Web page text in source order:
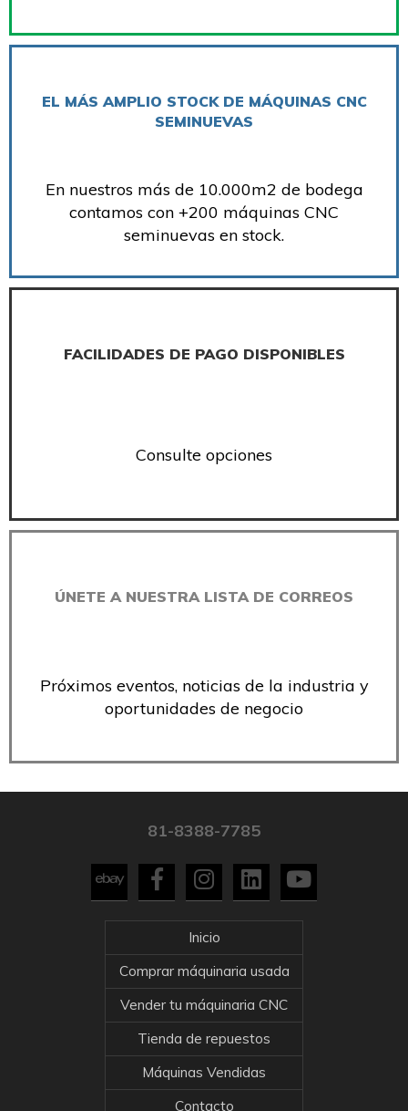
EL MÁS AMPLIO STOCK DE MÁQUINAS CNC
SEMINUEVAS
En nuestros más de 10.000m2 de bodega
contamos con +200 máquinas CNC
seminuevas en stock.
FACILIDADES DE PAGO DISPONIBLES
Consulte opciones
ÚNETE A NUESTRA LISTA DE CORREOS
Próximos eventos, noticias de la industria y
oportunidades de negocio
81-8388-7785
Inicio
Comprar máquinaria usada
Vender tu máquinaria CNC
Tienda de repuestos
Máquinas Vendidas
Contacto